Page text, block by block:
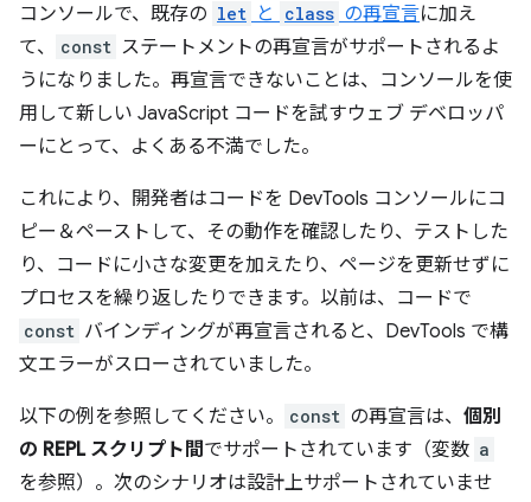
コンソールで、既存の let と class の再宣言に加え
て、
const ステートメントの再宣言がサポートされるよ
うになりました。再宣言できないことは、コンソールを使
用して新しい JavaScript コードを試すウェブ デベロッパ
ーにとって、よくある不満でした。
これにより、開発者はコードを DevTools コンソールにコ
ピー＆ペーストして、その動作を確認したり、テストした
り、コードに小さな変更を加えたり、ページを更新せずに
プロセスを繰り返したりできます。以前は、コードで
const バインディングが再宣言されると、DevTools で構
文エラーがスローされていました。
以下の例を参照してください。 const の再宣言は、 個別
の REPL スクリプト間でサポートされています（変数 a
を参照）。次のシナリオは設計上サポートされていませ